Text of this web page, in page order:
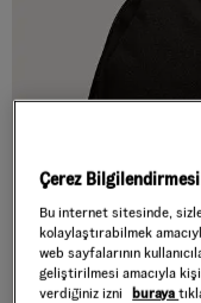
Çerez Bilgilendirmesi
Bu internet sitesinde,
kolaylaştırabilmek
web sayfalarının
geliştirilmesi amacıyla
verdiğiniz izni
buraya